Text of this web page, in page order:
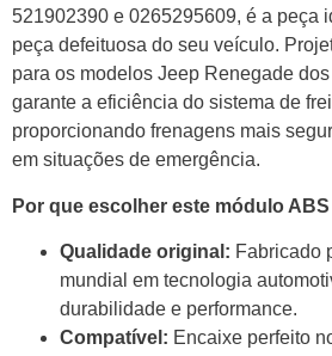
521902390 e 0265295609, é a peça
peça defeituosa do seu veículo.
para os modelos Jeep Renegade
garante a eficiência do sistema de
proporcionando frenagens mais
em situações de emergência.
Por que escolher este módulo
Qualidade original: Fabricado
mundial em tecnologia
durabilidade e performance.
Compatível: Encaixe perfeito